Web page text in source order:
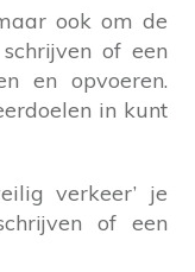
ook om de
of een
en opvoeren.
in kunt
verkeer’ je
of een